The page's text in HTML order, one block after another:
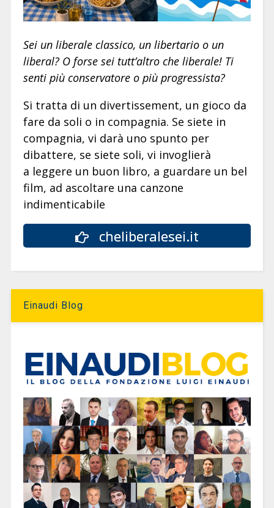
Sei un liberale classico, un libertario o un
liberal? O forse sei tutt’altro che liberale! Ti
senti più conservatore o più progressista?
Si tratta di un divertissement, un gioco da
fare da soli o in compagnia. Se siete in
compagnia, vi darà uno spunto per
dibattere, se siete soli, vi invoglierà
a leggere un buon libro, a guardare un bel
film, ad ascoltare una canzone
indimenticabile
cheliberalesei.it
Einaudi Blog